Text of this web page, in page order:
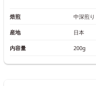
焙煎 中深煎り
産地 日本
内容量 200g